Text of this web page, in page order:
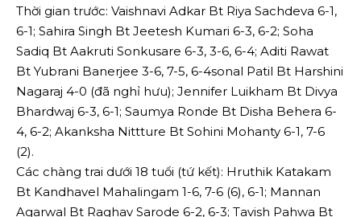
Thời gian trước: Vaishnavi Adkar Bt Riya Sachdeva 6-1,
6-1; Sahira Singh Bt Jeetesh Kumari 6-3, 6-2; Soha
Sadiq Bt Aakruti Sonkusare 6-3, 3-6, 6-4; Aditi Rawat
Bt Yubrani Banerjee 3-6, 7-5, 6-4sonal Patil Bt Harshini
Nagaraj 4-0 (đã nghỉ hưu); Jennifer Luikham Bt Divya
Bhardwaj 6-3, 6-1; Saumya Ronde Bt Disha Behera 6-
4, 6-2; Akanksha Nittture Bt Sohini Mohanty 6-1, 7-6
(2).
Các chàng trai dưới 18 tuổi (tứ kết): Hruthik Katakam
Bt Kandhavel Mahalingam 1-6, 7-6 (6), 6-1; Mannan
Agarwal Bt Raghav Sarode 6-2, 6-3; Tavish Pahwa Bt